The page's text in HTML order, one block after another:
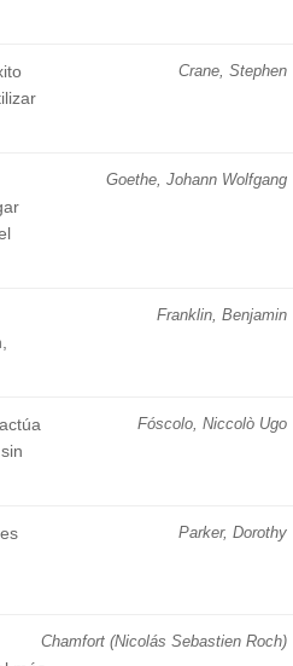
Crane, Stephen
Goethe, Johann Wolfgang
Franklin, Benjamin
Fóscolo, Niccolò Ugo
Parker, Dorothy
Chamfort (Nicolás Sebastien Roch)